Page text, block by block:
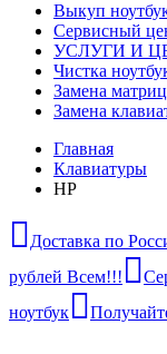
Выкуп
Сервисный
УСЛУГИ И
Чистка
Замена
Замена
Главная
Клавиатуры
HP
Доставка по
рублей Всем!!!
ноутбук